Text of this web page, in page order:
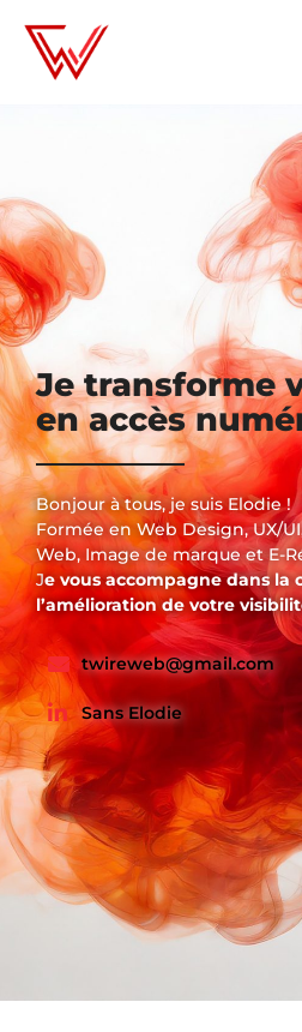
Je transforme
en accès
Bonjour à tous, je suis Elodie !
Formée en Web Design, UX/
Web, Image de marque et E-
Je vous accompagne dans la
l’amélioration de votre
twireweb@gmail.com
Sans Elodie